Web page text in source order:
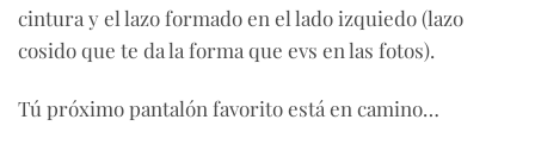
cintura y el lazo formado en el lado izquiedo (lazo
cosido que te da la forma que evs en las fotos).
Tú próximo pantalón favorito está en camino…